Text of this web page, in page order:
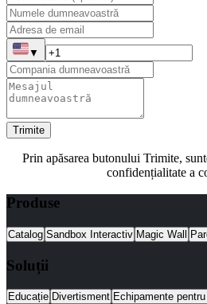
▼
Trimite
Prin apăsarea butonului Trimite,
confidențialitate a
Produse
Catalog Sandbox Interactiv Magic Wall
Soluții
Educație Divertisment Echipamente